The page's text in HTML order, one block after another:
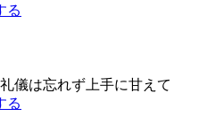
る
儀は忘れず上手に甘えて
る